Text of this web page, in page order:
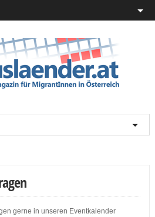
gerne in unseren Eventkalender